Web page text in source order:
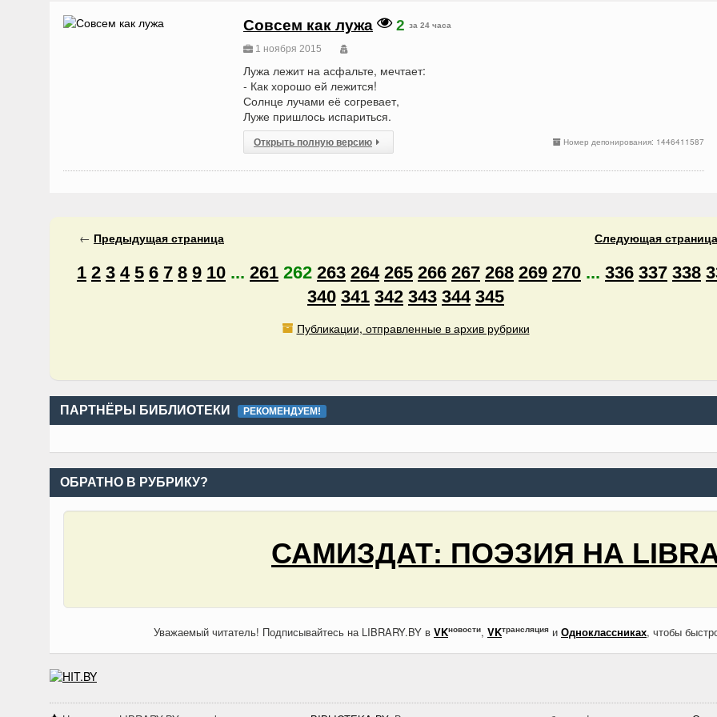
Совсем как лужа 2 за 24 часа
1 ноября 2015
Лужа лежит на асфальте, мечтает:
- Как хорошо ей лежится!
Солнце лучами её согревает,
Луже пришлось испариться.
Номер депонирования: 1446411587
Открыть полную версию
← Предыдущая страница Следующая страница
1 2 3 4 5 6 7 8 9 10 ... 261 262 263 264 265 266 267 268 269 270 ... 336 337 338
340 341 342 343 344 345
Публикации, отправленные в архив рубрики
ПАРТНЁРЫ БИБЛИОТЕКИ РЕКОМЕНДУЕМ!
ОБРАТНО В РУБРИКУ?
САМИЗДАТ: ПОЭЗИЯ НА
Уважаемый читатель! Подписывайтесь на LIBRARY.BY в VKновости, VKтрансляция и Одноклассниках, чтобы